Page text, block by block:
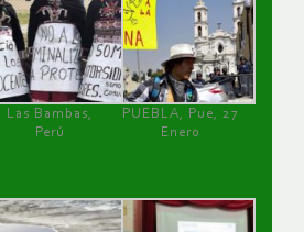
Las Bambas,
Perú
PUEBLA, Pue, 27
Enero